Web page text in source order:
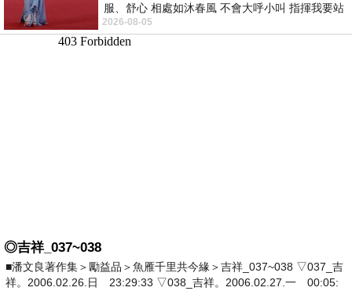
服、舒心 相處如沐春風 不會大呼小叫 指揮我要站
哪個位子 妳老幾？？
2026-08-05
◎吉祥_037~038
■潘文良著作集＞勵益品＞魚雁千里共今緣＞吉祥_037~038 ▽037_吉
祥。2006.02.26.日 23:29:33 ▽038_吉祥。2006.02.27.一 00:05: